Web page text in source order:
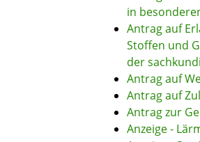
in
Antrag auf
Stoffen und
der
Antrag auf
Antrag auf
Antrag zur
Anzeige -